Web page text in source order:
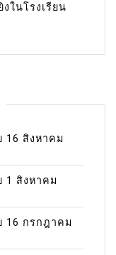
ในโรงเรียน
16 สิงหาคม
1 สิงหาคม
16 กรกฎาคม